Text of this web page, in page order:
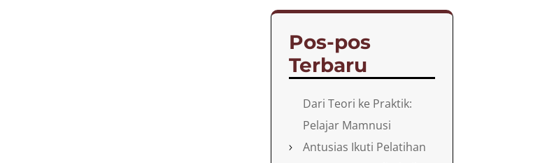
Pos-pos
Terbaru
Dari Teori ke Praktik:
Pelajar Mamnusi
Antusias Ikuti Pelatihan